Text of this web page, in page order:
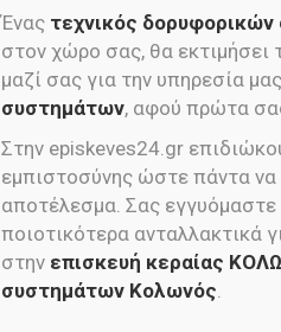
Ένας τεχνικός
στον χώρο σας, θα εκτιμήσει
μαζί σας για την υπηρεσία μας
συστημάτων, αφού πρώτα
Στην episkeves24.gr
εμπιστοσύνης ώστε πάντα να
αποτέλεσμα. Σας
ποιοτικότερα ανταλλακτικά
στην επισκευή κεραίας
συστημάτων Κολωνός